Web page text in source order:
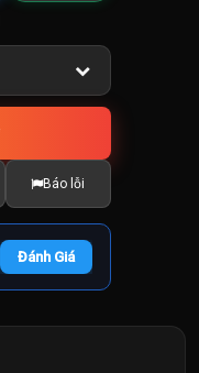
Báo lỗi
Đánh Giá